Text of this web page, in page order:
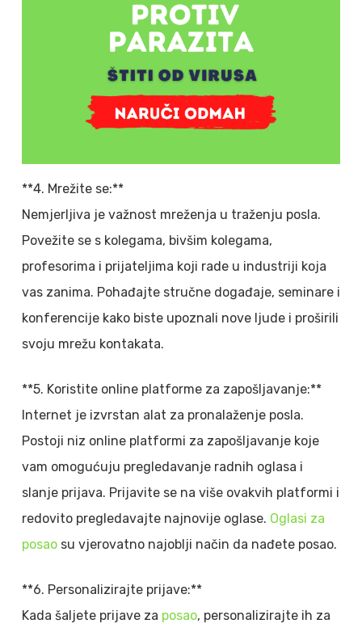
**4. Mrežite se:**
Nemjerljiva je važnost mreženja u traženju posla.
Povežite se s kolegama, bivšim kolegama,
profesorima i prijateljima koji rade u industriji koja
vas zanima. Pohađajte stručne događaje, seminare i
konferencije kako biste upoznali nove ljude i proširili
svoju mrežu kontakata.
**5. Koristite online platforme za zapošljavanje:**
Internet je izvrstan alat za pronalaženje posla.
Postoji niz online platformi za zapošljavanje koje
vam omogućuju pregledavanje radnih oglasa i
slanje prijava. Prijavite se na više ovakvih platformi i
redovito pregledavajte najnovije oglase. Oglasi za
posaosu vjerovatno najoblji način da nađete posao.
**6. Personalizirajte prijave:**
Kada šaljete prijave za posao, personalizirajte ih za